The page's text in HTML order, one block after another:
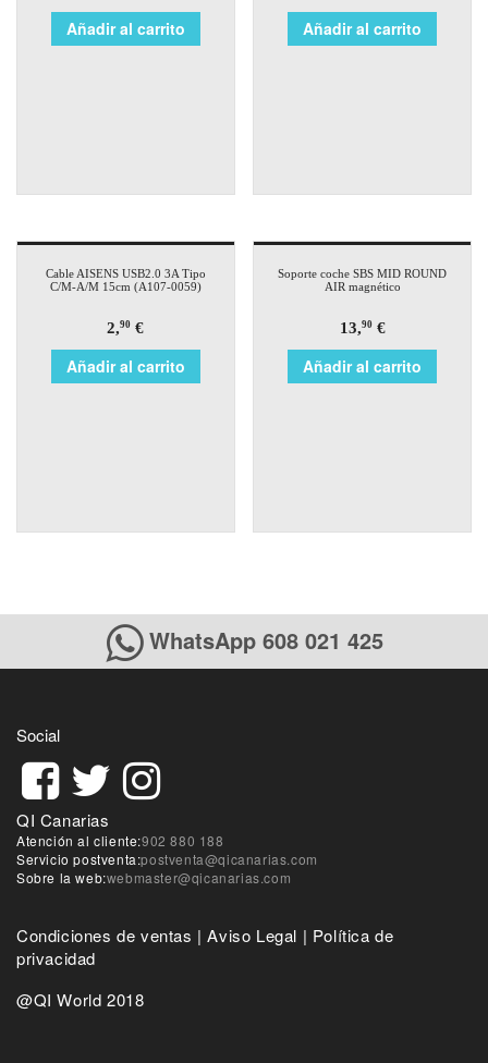
Añadir al carrito Añadir al carrito
Cable AISENS USB2.0 3A Tipo
C/M-A/M 15cm (A107-0059)
2,90 €
Añadir al carrito
Soporte coche SBS MID ROUND
AIR magnético
13,90€
Añadir al carrito
WhatsApp 608 021 425
Social
QI Canarias
Atención al cliente:902 880 188
Servicio postventa:postventa@qicanarias.com
Sobre la web:webmaster@qicanarias.com
Condiciones de ventas |Aviso Legal | Política de
privacidad
@QI World 2018